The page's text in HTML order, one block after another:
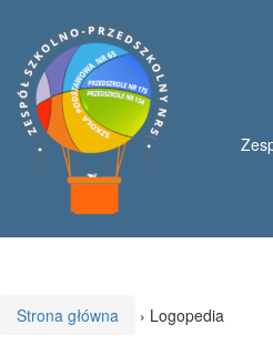
treści
menu
głównego
Strona główna › Logopedia